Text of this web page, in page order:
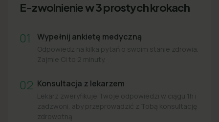
E-zwolnienie w 3 prostych krokach
01 Wypełnij ankietę medyczną
Odpowiedz na kilka pytań o swoim stanie zdrowia.
Zajmie Ci to 2 minuty.
02 Konsultacja z lekarzem
Lekarz zweryfikuje Twoje odpowiedzi w ciągu 1h i
zadzwoni, aby przeprowadzić z Tobą konsultację
zdrowotną.